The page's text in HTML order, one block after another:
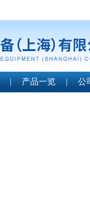
| 产品一览 | 公